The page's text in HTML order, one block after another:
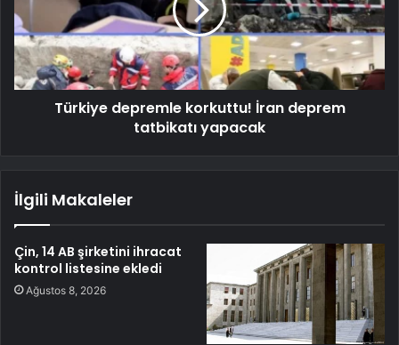
Türkiye depremle korkuttu! İran deprem
tatbikatı yapacak
İlgili Makaleler
Çin, 14 AB şirketini ihracat
kontrol listesine ekledi
Ağustos 8, 2026